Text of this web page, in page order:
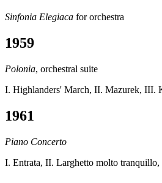
Sinfonia Elegiaca for orchestra
1959
Polonia, orchestral suite
I. Highlanders' March, II. Mazurek, III.
1961
Piano Concerto
I. Entrata, II. Larghetto molto